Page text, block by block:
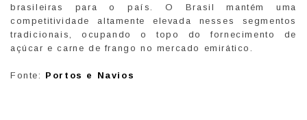
brasileiras para o país. O Brasil mantém uma
competitividade altamente elevada nesses segmentos
tradicionais, ocupando o topo do fornecimento de
açúcar e carne de frango no mercado emirático.
Fonte: Portos e Navios